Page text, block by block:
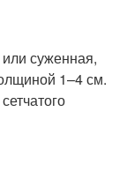
суженная,
1–4 см.